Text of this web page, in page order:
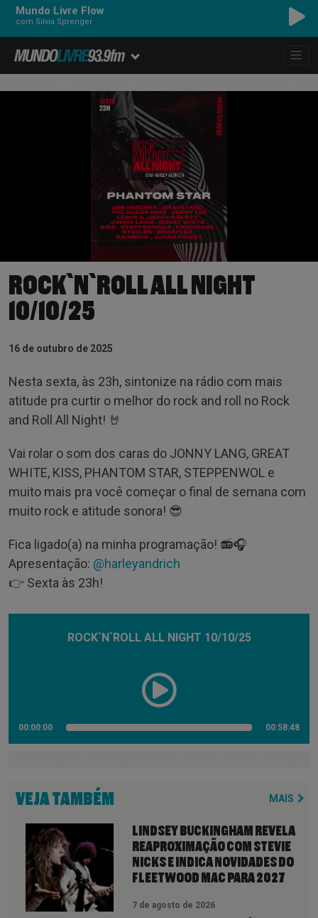
Mundo Livre Flow
com Silvia Sprenger
ROCK`N`ROLL ALL NIGHT
10/10/25
16 de outubro de 2025
Nesta sexta, às 23h, sintonize na rádio com mais
atitude pra curtir o melhor do rock and roll no Rock
and Roll All Night! 🤘
Vai rolar o som dos caras do JONNY LANG, GREAT
WHITE, KISS, PHANTOM STAR, STEPPENWOL e
muito mais pra você começar o final de semana com
muito rock e atitude sonora! 😎
Fica ligado(a) na minha programação! 📻🎧
Apresentação: @harleyandrich
👉 Sexta às 23h!
ROCK`N`ROLL ALL NIGHT 10/10/25
00:00:00 00:58:48
VEJA TAMBÉM MAIS
LINDSEY BUCKINGHAM REVELA
REAPROXIMAÇÃO COM STEVIE
NICKS E INDICA NOVIDADES DO
FLEETWOOD MAC PARA 2027
7 de agosto de 2026